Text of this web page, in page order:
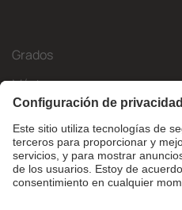
Grados
Másteres
Movilidad Internacional
Investigación
Empresa